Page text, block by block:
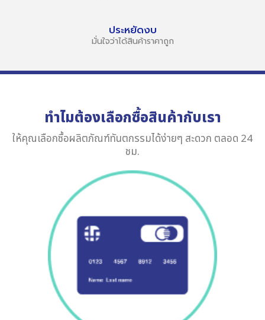
ประหยัดงบ
มั่นใจว่าได้สินค้าราคาถูก
ทำไมต้องเลือกซื้อสินค้ากับเรา
ให้คุณเลือกซื้อผลิตภัณฑ์ทันตกรรมได้ง่ายๆ สะดวก ตลอด 24
ชม.